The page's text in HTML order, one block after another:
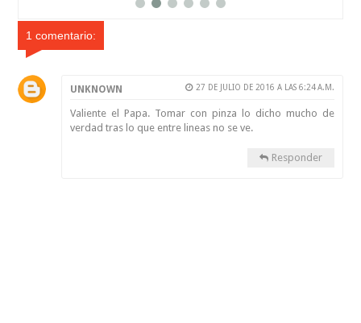
1 comentario:
UNKNOWN 27 DE JULIO DE 2016 A LAS 6:24 A.M.
Valiente el Papa. Tomar con pinza lo dicho mucho de
verdad tras lo que entre lineas no se ve.
Responder